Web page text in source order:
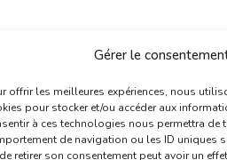
Gérer le
offrir les meilleures expériences, nous
pour stocker et/ou accéder aux
à ces technologies nous permettra de
de navigation ou les ID uniques
retirer son consentement peut avoir un